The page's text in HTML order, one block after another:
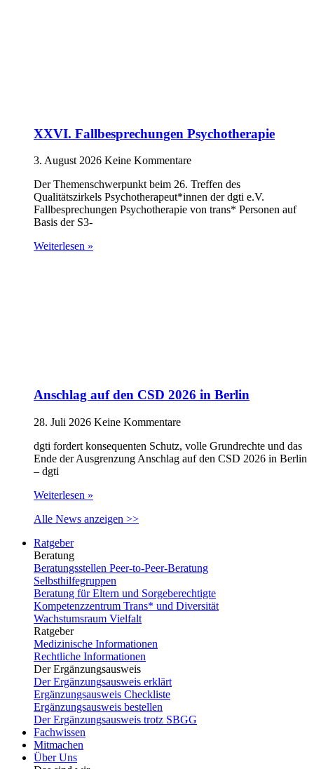
XXVI. Fallbesprechungen Psychotherapie
3. August 2026 Keine Kommentare
Der Themenschwerpunkt beim 26. Treffen des
Qualitätszirkels Psychotherapeut*innen der dgti e.V.
Fallbesprechungen Psychotherapie von trans* Personen auf
Basis der S3-
Weiterlesen »
Anschlag auf den CSD 2026 in Berlin
28. Juli 2026 Keine Kommentare
dgti fordert konsequenten Schutz, volle Grundrechte und das
Ende der Ausgrenzung Anschlag auf den CSD 2026 in Berlin
– dgti
Weiterlesen »
Alle News anzeigen >>
Ratgeber
Beratung
Beratungsstellen Peer-to-Peer-Beratung
Selbsthilfegruppen
Beratung für Eltern und Sorgeberechtigte
Kompetenzzentrum Trans* und Diversität
Wachstumsraum Vielfalt
Ratgeber
Medizinische Informationen
Rechtliche Informationen
Der Ergänzungsausweis
Der Ergänzungsausweis erklärt
Ergänzungsausweis Checkliste
Ergänzungsausweis bestellen
Der Ergänzungsausweis trotz SBGG
Fachwissen
Mitmachen
Über Uns